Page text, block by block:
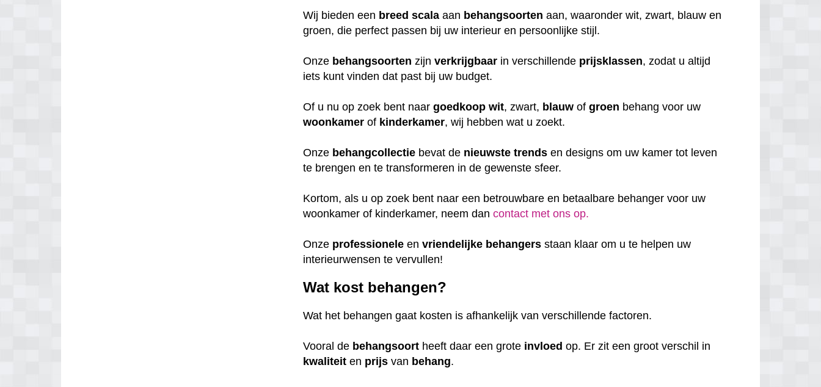
Wij bieden een breed scala aan behangsoorten aan, waaronder wit, zwart, blauw en
groen, die perfect passen bij uw interieur en persoonlijke stijl.
Onze behangsoorten zijnverkrijgbaar in verschillende prijsklassen, zodat u altijd
iets kunt vinden dat past bij uw budget.
Of u nu op zoek bent naargoedkoop wit, zwart, blauw ofgroen behang voor uw
woonkamer of kinderkamer, wij hebben wat u zoekt.
Onze behangcollectie bevat de nieuwste trends en designs om uw kamer tot leven
te brengen en te transformeren in de gewenste sfeer.
Kortom, als u op zoek bent naar een betrouwbare en betaalbare behanger voor uw
woonkamer of kinderkamer, neem dancontact met ons op.
Onze professionele envriendelijke behangers staan klaar om u te helpen uw
interieurwensen te vervullen!
Wat kost behangen?
Wat het behangen gaat kosten is afhankelijk van verschillende factoren.
Vooral de behangsoort heeft daar een grote invloed op. Er zit een groot verschil in
kwaliteit en prijs van behang.